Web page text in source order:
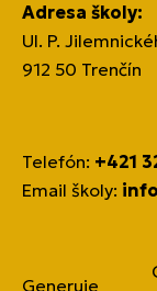
Adresa školy:
Ul. P.
912 50 Trenčín
Telefón: +421
Email školy:
Generuje